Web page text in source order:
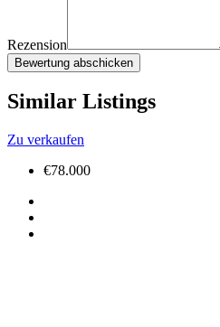
Rezension
Bewertung abschicken
Similar Listings
Zu verkaufen
€78.000